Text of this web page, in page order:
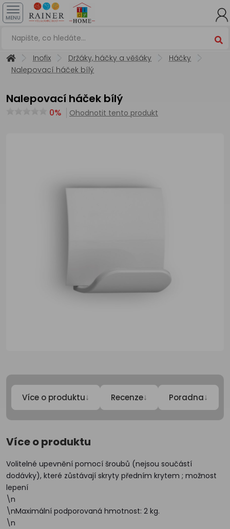
MENU
Inofix Držáky, háčky a věšáky
Háčky
Nalepovací háček bílý
Nalepovací háček bílý
0% Ohodnotit tento produkt
Více o produktu↓ Recenze↓ Poradna↓
Více o produktu
Volitelné upevnění pomocí šroubů (nejsou součástí
dodávky), které zůstávají skryty předním krytem ; možnost
lepení
\n
\nMaximální podporovaná hmotnost: 2 kg.
\n